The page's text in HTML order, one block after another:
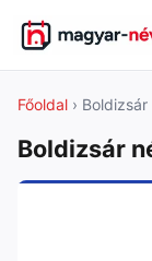
Főoldal ›
Boldizsár